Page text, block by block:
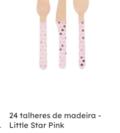
24 talheres de madeira -
Little Star Pink